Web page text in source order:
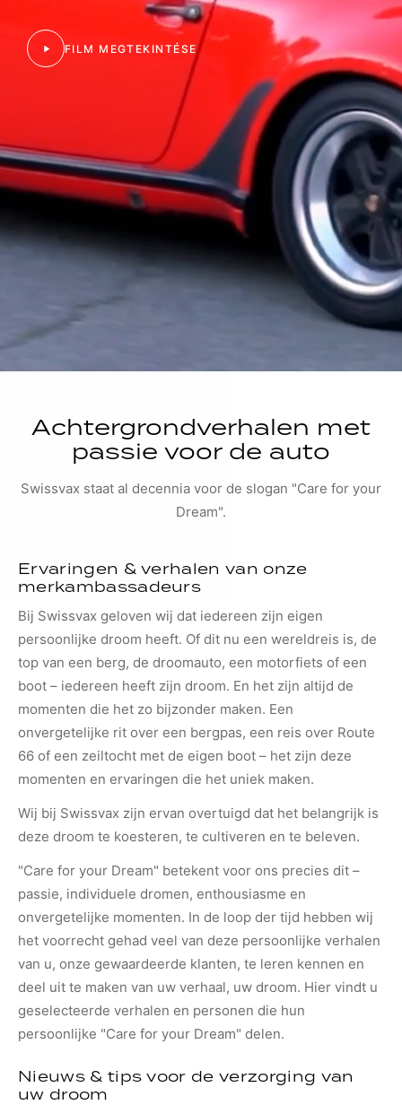
FILM MEGTEKINTÉSE
Achtergrondverhalen met
passie voor de auto
Swissvax staat al decennia voor de slogan "Care for your
Dream".
Ervaringen & verhalen van onze
merkambassadeurs
Bij Swissvax geloven wij dat iedereen zijn eigen
persoonlijke droom heeft. Of dit nu een wereldreis is, de
top van een berg, de droomauto, een motorfiets of een
boot – iedereen heeft zijn droom. En het zijn altijd de
momenten die het zo bijzonder maken. Een
onvergetelijke rit over een bergpas, een reis over Route
66 of een zeiltocht met de eigen boot – het zijn deze
momenten en ervaringen die het uniek maken.
Wij bij Swissvax zijn ervan overtuigd dat het belangrijk is
deze droom te koesteren, te cultiveren en te beleven.
"Care for your Dream" betekent voor ons precies dit –
passie, individuele dromen, enthousiasme en
onvergetelijke momenten. In de loop der tijd hebben wij
het voorrecht gehad veel van deze persoonlijke verhalen
van u, onze gewaardeerde klanten, te leren kennen en
deel uit te maken van uw verhaal, uw droom. Hier vindt u
geselecteerde verhalen en personen die hun
persoonlijke "Care for your Dream" delen.
Nieuws & tips voor de verzorging van
uw droom